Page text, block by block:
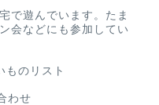
で遊んでいます。たま
会などにも参加してい
ものリスト
わせ